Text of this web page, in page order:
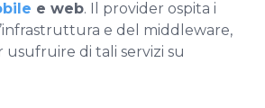
e web. Il provider ospita i
e del middleware,
di tali servizi su